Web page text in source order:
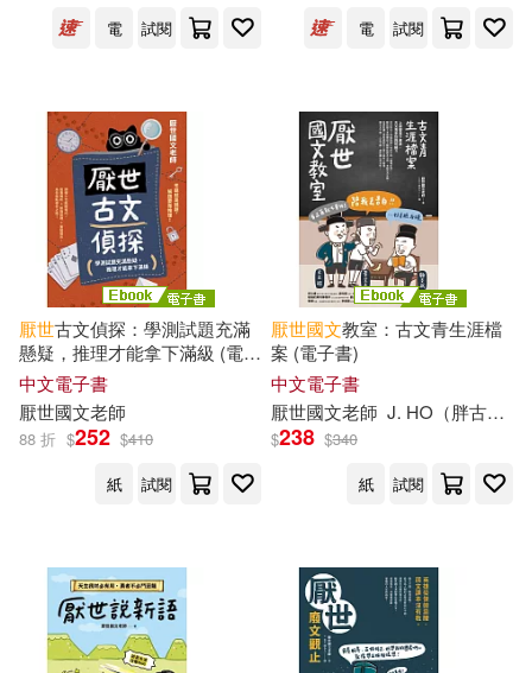
作者/演唱/譯/編/繪(19)
價格
範圍
電
試閱
電
試閱
厭世古文偵探：學測試題充滿
懸疑，推理才能拿下滿級 (電子
書)
中文電子書
厭世國文老師
88 折 $252 $410
紙
試閱
厭世國文教室：古文青生涯檔
案 (電子書)
中文電子書
厭世國文老師 J. HO（胖古人）
$238 $340
紙
試閱